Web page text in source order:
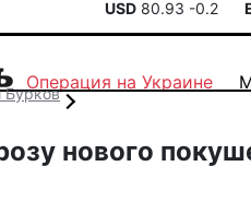
USD 80.93 -0.2
Операция на Украине
Бурков
нового